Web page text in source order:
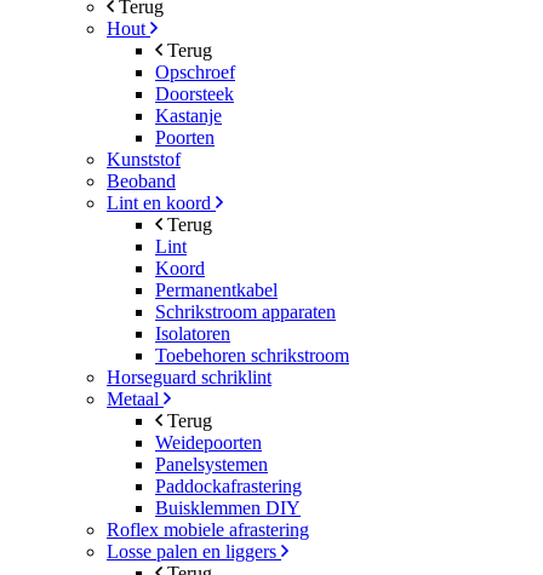
Terug
Hout
Terug
Opschroef
Doorsteek
Kastanje
Poorten
Kunststof
Beoband
Lint en koord
Terug
Lint
Koord
Permanentkabel
Schrikstroom apparaten
Isolatoren
Toebehoren schrikstroom
Horseguard schriklint
Metaal
Terug
Weidepoorten
Panelsystemen
Paddockafrastering
Buisklemmen DIY
Roflex mobiele afrastering
Losse palen en liggers